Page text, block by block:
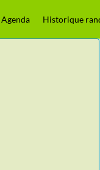
Agenda Historique